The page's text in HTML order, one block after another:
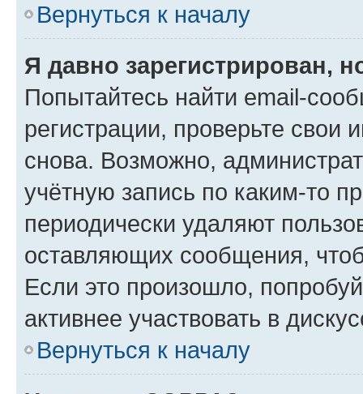
Вернуться к началу
Я давно зарегистрирован,
Попытайтесь найти email-
регистрации, проверьте свои
снова. Возможно,
учётную запись по каким-то
периодически удаляют
оставляющих сообщения,
Если это произошло,
активнее участвовать в
Вернуться к началу